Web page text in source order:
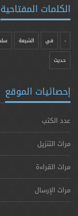
الكلمات المفتاحية
- في الشيعة
حدیث
إحصائيات الموقع
عدد الكتب
مرات التنزيل
مرات القراءة
مرات الإرسال